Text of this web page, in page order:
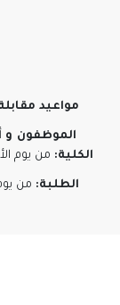
مواعيد
الموظفون و
الكلية: من يوم
الطلبة: من